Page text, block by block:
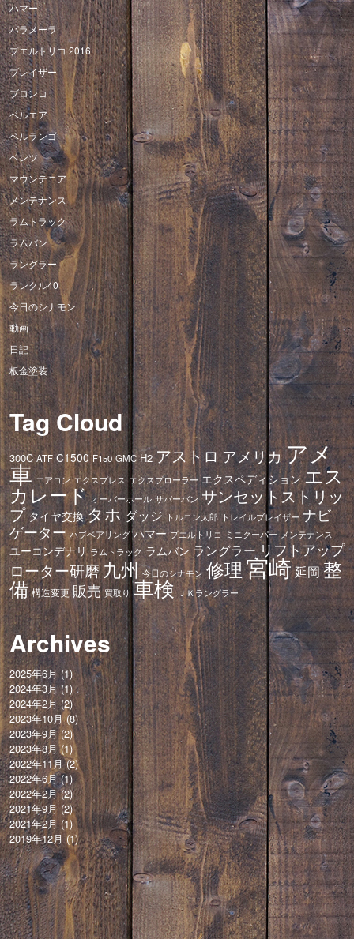
ハマー
パラメーラ
プエルトリコ 2016
ブレイザー
ブロンコ
ベルエア
ベルランゴ
ベンツ
マウンテニア
メンテナンス
ラムトラック
ラムバン
ラングラー
ランクル40
今日のシナモン
動画
日記
板金塗装
Tag Cloud
300C ATF C1500 F150 GMC H2 アストロアメリカアメ
車 エアコン エクスプレス エクスプローラー エクスペディション エス
カレード オーバーホール サバーバン サンセットストリッ
プタイヤ交換タホ ダッジ トルコン太郎 トレイルブレイザー ナビ
ゲーター ハブベアリング ハマー プエルトリコ ミニクーパー メンテナンス
ユーコンデナリ ラムトラック ラムバン ラングラー リフトアップ
ローター研磨九州 今日のシナモン 修理宮崎延岡整
備 構造変更 販売 買取り 車検 ＪＫラングラー
Archives
2025年6月(1)
2024年3月(1)
2024年2月(2)
2023年10月(8)
2023年9月(2)
2023年8月(1)
2022年11月(2)
2022年6月(1)
2022年2月(2)
2021年9月 (2)
2021年2月(1)
2019年12月(1)